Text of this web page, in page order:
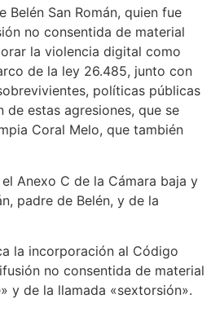
San Román, quien fue
no consentida de material
la violencia digital como
de la ley 26.485, junto con
políticas públicas
estas agresiones, que se
Coral Melo, que también
Anexo C de la Cámara baja y
padre de Belén, y de la
la incorporación al Código
no consentida de material
y de la llamada «sextorsión».